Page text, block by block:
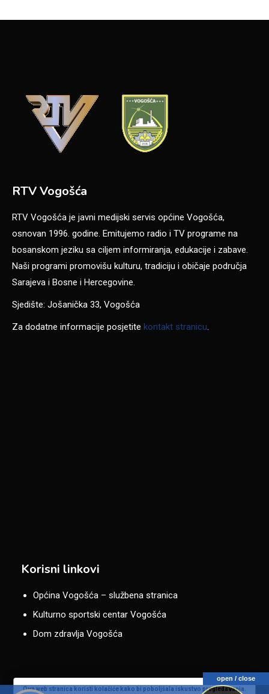
RTV Vogošća
RTV Vogošća je javni medijski servis općine Vogošća,
osnovan 1996. godine. Emitujemo radio i TV programe na
bosanskom jeziku sa ciljem informiranja, edukacije i zabave.
Naši programi promovišu kulturu, tradiciju i običaje područja
Sarajeva i Bosne i Hercegovine.
Sjedište: Jošanička 33, Vogošća
Za dodatne informacije posjetite kontakt stranicu.
Korisni linkovi
Općina Vogošća – službena stranica
Kulturno sportski centar Vogošća
Dom zdravlja Vogošća
Ova web stranica koristi kolačiće kako bi poboljšala iskustvo pregledavanja.
open / close